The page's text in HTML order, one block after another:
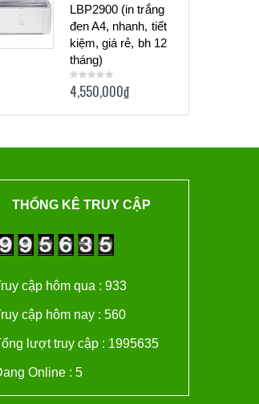
LBP2900 (in trắng
đen A4, nhanh, tiết
kiệm, giá rẻ, bh 12
tháng)
0
out
5
4,550,000₫
THỐNG KÊ TRUY CẬP
cập hôm qua : 933
cập hôm nay : 560
lượt truy cập : 1995635
Online : 5